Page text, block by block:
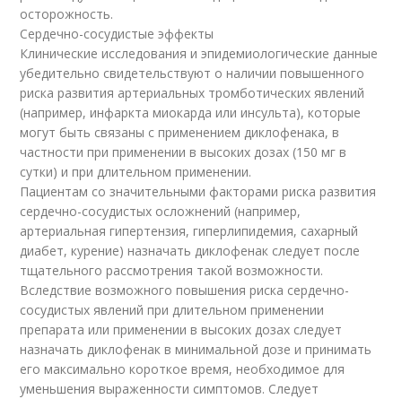
осторожность.
Сердечно-сосудистые эффекты
Клинические исследования и эпидемиологические данные
убедительно свидетельствуют о наличии повышенного
риска развития артериальных тромботических явлений
(например, инфаркта миокарда или инсульта), которые
могут быть связаны с применением диклофенака, в
частности при применении в высоких дозах (150 мг в
сутки) и при длительном применении.
Пациентам со значительными факторами риска развития
сердечно-сосудистых осложнений (например,
артериальная гипертензия, гиперлипидемия, сахарный
диабет, курение) назначать диклофенак следует после
тщательного рассмотрения такой возможности.
Вследствие возможного повышения риска сердечно-
сосудистых явлений при длительном применении
препарата или применении в высоких дозах следует
назначать диклофенак в минимальной дозе и принимать
его максимально короткое время, необходимое для
уменьшения выраженности симптомов. Следует